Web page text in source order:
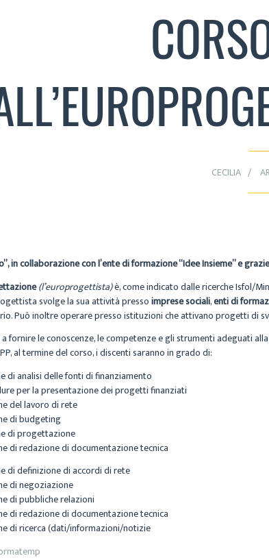
CECILIA
in collaborazione con l’ente di formazione “Idee Insieme” e
(l’europrogettista)è, come indicato dalle ricerche Isfol/
svolge la sua attività pressoimprese sociali,enti di
Può inoltre operare presso istituzioni che attivano progetti di
fornire le conoscenze, le competenze e gli strumenti adeguati
al termine del corso, i discenti saranno in grado di:
di analisi delle fonti di finanziamento
per la presentazione dei progetti finanziati
del lavoro di rete
di budgeting
di progettazione
di redazione di documentazione tecnica
di definizione di accordi di rete
di negoziazione
di pubbliche relazioni
di redazione di documentazione tecnica
di ricerca (dati/informazioni/notizie